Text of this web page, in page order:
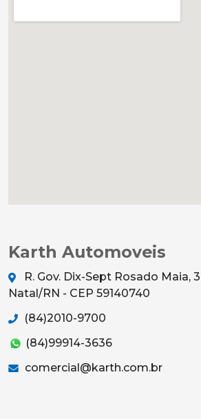
Karth Automoveis
R. Gov. Dix-Sept Rosado Maia,
Natal/RN - CEP 59140740
(84)2010-9700
(84)99914-3636
comercial@karth.com.br